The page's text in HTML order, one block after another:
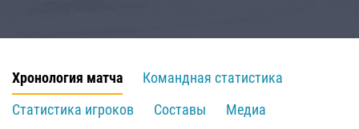
Хронология матча
Командная статистика
Статистика игроков
Составы
Медиа